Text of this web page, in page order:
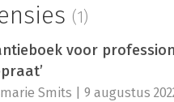
(1)
voor
Smits | 9 augustus